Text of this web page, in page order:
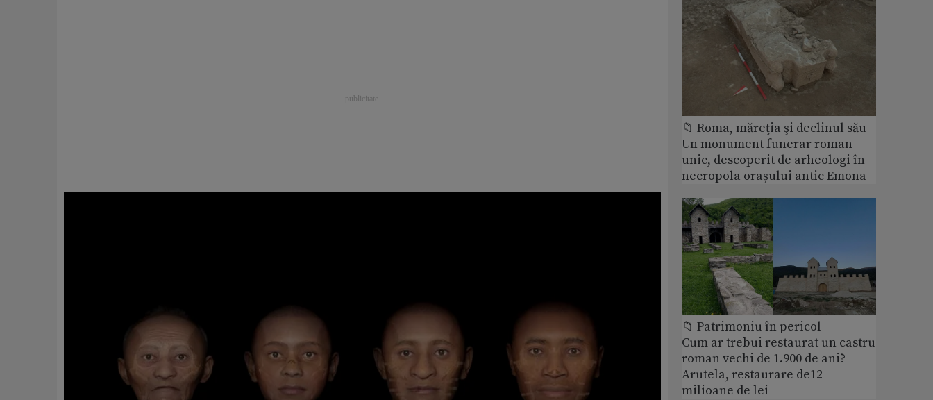
📁 Roma, măreţia şi declinul său
Un monument funerar roman
unic, descoperit de arheologi în
necropola orașului antic Emona
📁 Patrimoniu în pericol
Cum ar trebui restaurat un castru
roman vechi de 1.900 de ani?
Arutela, restaurare de12
milioane de lei